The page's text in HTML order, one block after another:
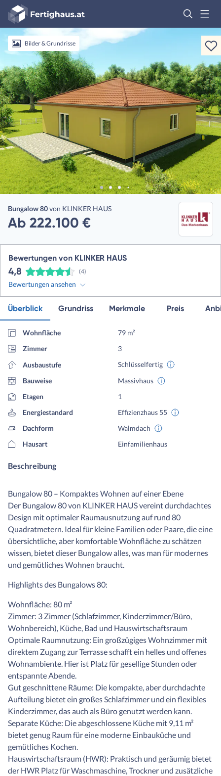
Fertighaus
Logo
AnmeldenBilder & Grundrisse
Bungalow 80von KLINKER HAUS
Ab 222.100 €
Bewertungen von KLINKER HAUS
4,8 (4)
Bewertungen ansehen
Überblick Grundriss Merkmale Preis
Wohnfläche
79 m²
Zimmer
3
Ausbaustufe
Schlüsselfertig
Bauweise
Massivhaus
Etagen
1
Energiestandard
Effizienzhaus 55
Dachform
Walmdach
Hausart
Einfamilienhaus
Beschreibung
Bungalow 80 – Kompaktes Wohnen auf einer Ebene
Der Bungalow 80 von KLINKER HAUS vereint durchdachtes
Design mit optimaler Raumausnutzung auf rund 80
Quadratmetern. Ideal für kleine Familien oder Paare, die eine
übersichtliche, aber komfortable Wohnfläche zu schätzen
wissen, bietet dieser Bungalow alles, was man für modernes
und gemütliches Wohnen braucht.
Highlights des Bungalows 80:
Wohnfläche: 80 m²
Zimmer: 3 Zimmer (Schlafzimmer, Kinderzimmer/Büro,
Wohnbereich), Küche, Bad und Hauswirtschaftsraum
Optimale Raumnutzung: Ein großzügiges Wohnzimmer mit
direktem Zugang zur Terrasse schafft ein helles und offenes
Wohnambiente. Hier ist Platz für gesellige Stunden oder
entspannte Abende.
Gut geschnittene Räume: Die kompakte, aber durchdachte
Aufteilung bietet ein großes Schlafzimmer und ein flexibles
Kinderzimmer, das auch als Büro genutzt werden kann.
Separate Küche: Die abgeschlossene Küche mit 9,11 m²
bietet genug Raum für eine moderne Einbauküche und
gemütliches Kochen.
Hauswirtschaftsraum (HWR): Praktisch und geräumig bietet
der HWR Platz für Waschmaschine, Trockner und zusätzliche